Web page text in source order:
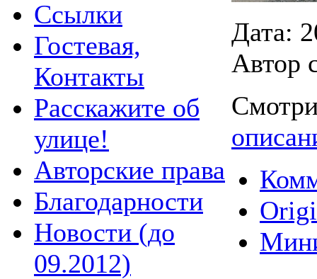
Ссылки
Гостевая,
Контакты
Расскажите об
улице!
Авторские права
Благодарности
Новости (до
09.2012)
Дата:
Автор